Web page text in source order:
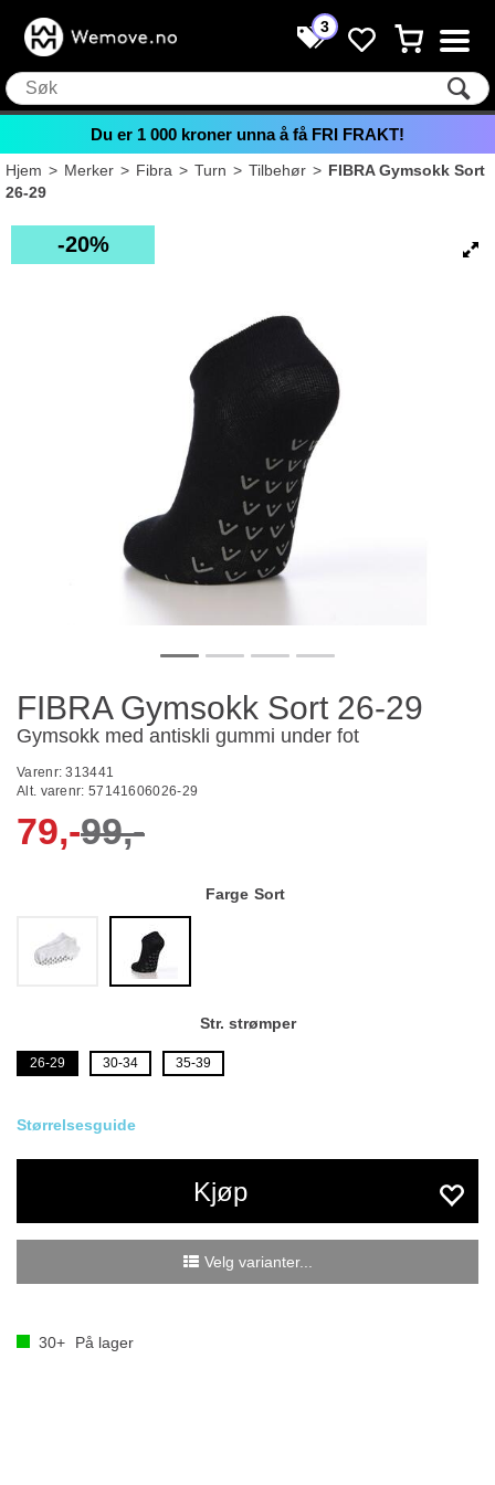
3
Du er 1 000 kroner unna å få FRI FRAKT!
Hjem>Merker>Fibra>Turn>Tilbehør>FIBRA Gymsokk Sort
26-29
20%
FIBRA Gymsokk Sort 26-29
Gymsokk med antiskli gummi under fot
Varenr:313441
Alt. varenr: 57141606026-29
79,-99,-
Farge Sort
Str. strømper
26-29 30-34 35-39
Størrelsesguide
Kjøp
Velg varianter...
30+ På lager